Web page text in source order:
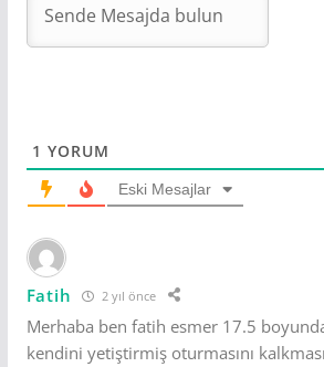
1 YORUM
Eski Mesajlar
Fatih 2 yıl önce
Merhaba ben fatih esmer 17.5
kendini yetiştirmiş oturmasını